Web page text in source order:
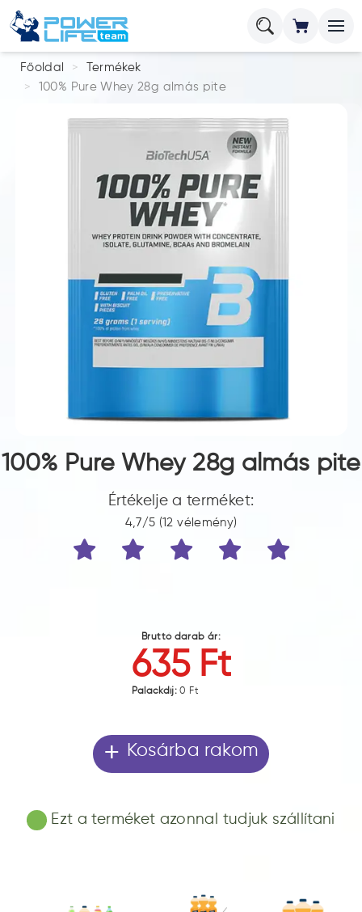
Főoldal
Termékek
100% Pure Whey 28g almás pite
100% Pure Whey 28g almás pite
Értékelje a terméket:
4,7/5 (12 vélemény)
Bruttó darab ár:
635 Ft
Palackdíj:0 Ft
+ Kosárba rakom
Ezt a terméket azonnal tudjuk szállítani